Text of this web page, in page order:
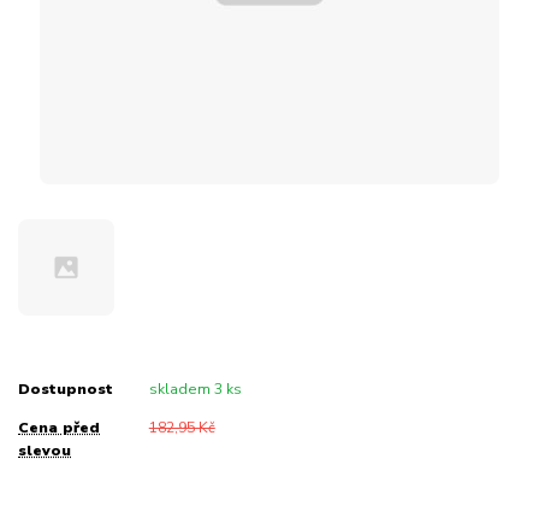
Dostupnost skladem 3 ks
Cena před
slevou
182,95 Kč